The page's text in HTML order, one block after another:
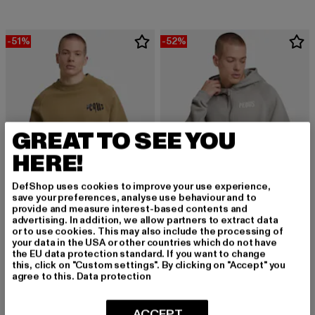
-51%
PEQUS
Mythic Chest Logo
39,20 EUR
Derzeitiger Preis: 39,20 EUR
79,99 EURAktionspreis: 79,99 EUR
-52%
PEQUS
Mykonos Graphic
48,00 EUR
Derzeitiger Preis: 48,00 EUR
99,99 EURAktionspreis:
GREAT TO SEE YOU
HERE!
DefShop uses cookies to improve your use experience,
save your preferences, analyse use behaviour and to
provide and measure interest-based contents and
advertising. In addition, we allow partners to extract data
or to use cookies. This may also include the processing of
your data in the USA or other countries which do not have
the EU data protection standard. If you want to change
this, click on "Custom settings". By clicking on "Accept" you
agree to this. Data protection